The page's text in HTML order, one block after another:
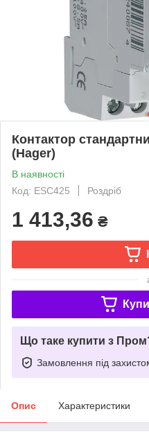
Контактор
(Hager)
В наявності
Код: ESC425
Роздріб
1 413,36 ₴
Що таке купити з
Замовлення під
Опис Характеристики